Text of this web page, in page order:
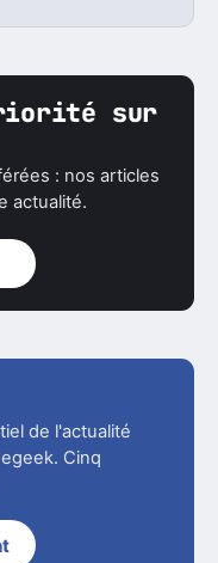
sur
: nos articles
actualité.
de l'actualité
Cinq